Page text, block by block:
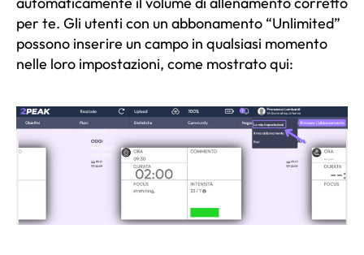
per te. Gli utenti con un abbonamento “Unlimited”
possono inserire un campo in qualsiasi momento
nelle loro impostazioni, come mostrato qui: